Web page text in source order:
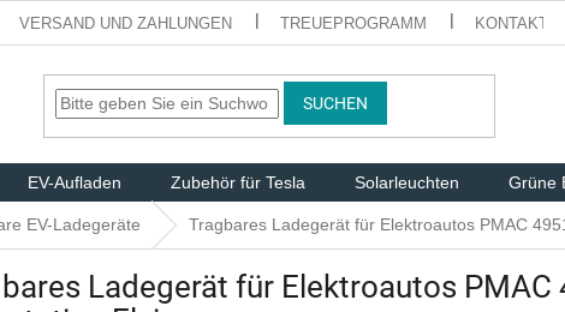
VERSAND UND ZAHLUNGEN TREUEPROGRAMM KONTAKTE
SUCHEN
EV-Aufladen Zubehör für Tesla Solarleuchten Grüne
EV-Ladegeräte Tragbares Ladegerät für Elektroautos PMAC
Ladegerät für Elektroautos PMAC